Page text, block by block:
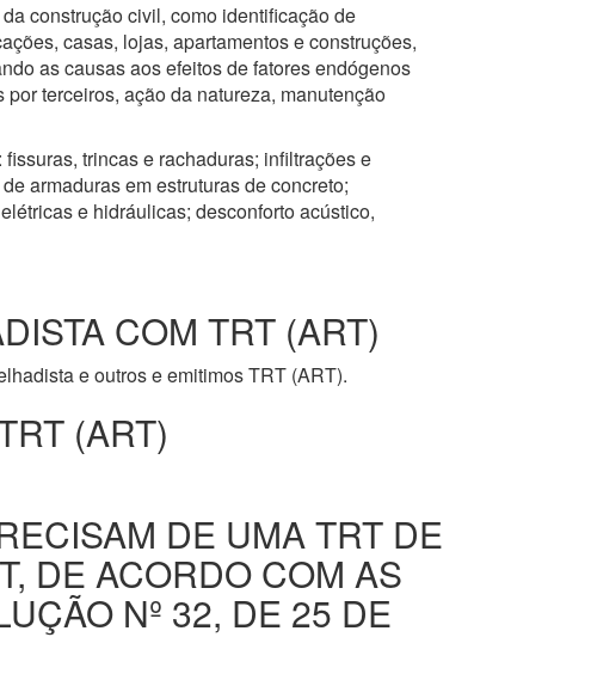
construção civil, como identificação de
casas, lojas, apartamentos e construções,
as causas aos efeitos de fatores endógenos
terceiros, ação da natureza, manutenção
trincas e rachaduras; infiltrações e
armaduras em estruturas de concreto;
e hidráulicas; desconforto acústico,
COM TRT (ART)
e outros e emitimos TRT (ART).
(ART)
DE UMA TRT DE
DE ACORDO COM AS
Nº 32, DE 25 DE